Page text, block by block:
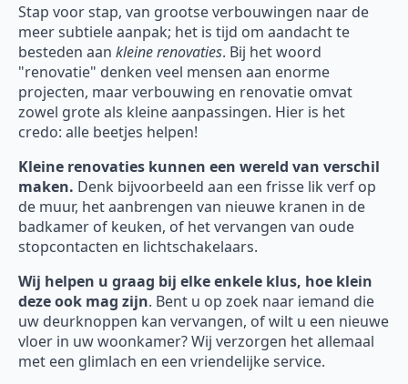
Stap voor stap, van grootse verbouwingen naar de
meer subtiele aanpak; het is tijd om aandacht te
besteden aan kleine renovaties. Bij het woord
"renovatie" denken veel mensen aan enorme
projecten, maar verbouwing en renovatie omvat
zowel grote als kleine aanpassingen. Hier is het
credo: alle beetjes helpen!
Kleine renovaties kunnen een wereld van verschil
maken. Denk bijvoorbeeld aan een frisse lik verf op
de muur, het aanbrengen van nieuwe kranen in de
badkamer of keuken, of het vervangen van oude
stopcontacten en lichtschakelaars.
Wij helpen u graag bij elke enkele klus, hoe klein
deze ook mag zijn. Bent u op zoek naar iemand die
uw deurknoppen kan vervangen, of wilt u een nieuwe
vloer in uw woonkamer? Wij verzorgen het allemaal
met een glimlach en een vriendelijke service.